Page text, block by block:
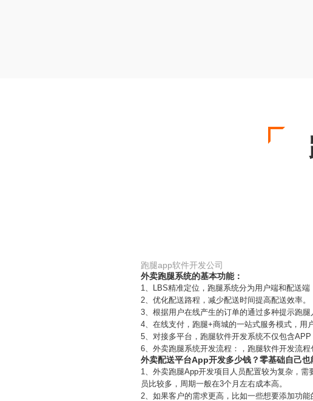
跑腿app软件开发公司
外卖跑腿系统的基本功能：
1、LBS精准定位，跑腿系统分为用户端和配送
2、优化配送路程，减少配送时间提高配送效率。
3、根据用户在线产生的订单的通过多种提示跑腿
4、在线支付，跑腿+商城的一站式服务模式，用
5、对接多平台，跑腿软件开发系统不仅包含
6、外卖跑腿系统开发流程：，跑腿软件开发
外卖配送平台App开发多少钱？零基础自己也
1、外卖跑腿App开发项目人员配置较为复杂，
员比较多，周期一般在3个月左右成本高。
2、如果客户的需求更高，比如一些想要添加功